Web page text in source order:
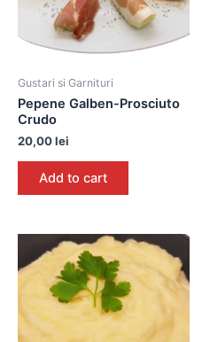
Gustari si Garnituri
Pepene Galben-Prosciuto
Crudo
20,00lei
Add to cart